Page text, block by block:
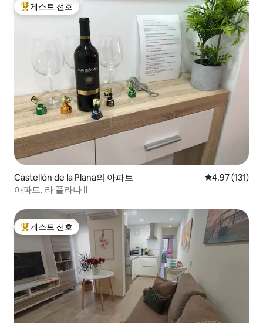
상위 게스트 선호
게스트 선호
Castellón de la Plana의 아파트 평점 4.97점(5
4.97 (131)
아파트. 라 플라나 II
상위 게스트 선호
게스트 선호